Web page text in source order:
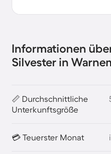
Informationen
Silvester in
📏 Durchschnittliche
Unterkunftsgröße
💳 Teuerster Monat